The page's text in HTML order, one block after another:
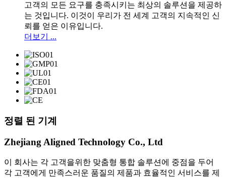
고객의 모든 요구를 충족시키는 최상의 솔루션을 제공하
는 것입니다. 이것이 우리가 전 세계 고객의 지속적인 신
뢰를 얻은 이유입니다.
더보기 ...
정렬 된 기계
Zhejiang Aligned Technology Co., Ltd
이 회사는 각 고객을위한 맞춤형 통합 솔루션에 중점을 두어
각 고객에게 만족스러운 품질의 제품과 효율적인 서비스를 제